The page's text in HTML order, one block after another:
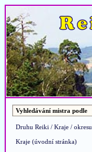
Vyhledávání mistra podle
Druhu Reiki / Kraje / okresu
Kraje (úvodní stránka)